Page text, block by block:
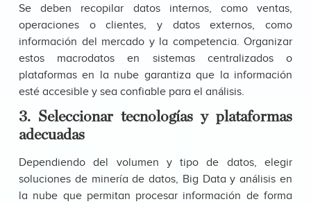
Se deben recopilar datos internos, como ventas,
operaciones o clientes, y datos externos, como
información del mercado y la competencia. Organizar
estos macrodatos en sistemas centralizados o
plataformas en la nube garantiza que la información
esté accesible y sea confiable para el análisis.
3. Seleccionar tecnologías y plataformas
adecuadas
Dependiendo del volumen y tipo de datos, elegir
soluciones de minería de datos, Big Data y análisis en
la nube que permitan procesar información de forma